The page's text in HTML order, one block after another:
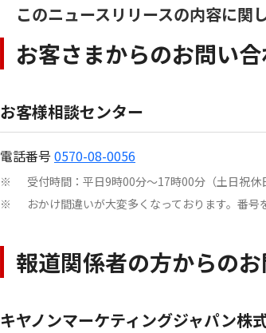
このニュースリリースの内容に関
お客さまからのお問い
お客様相談センター
電話番号0570-08-0056
※ 受付時間：平日9時00分～17時00分（土日祝休
※ おかけ間違いが大変多くなっております。番号
報道関係者の方からの
キヤノンマーケティングジャパン株